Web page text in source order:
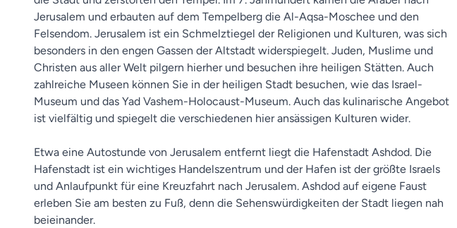
Jerusalem und erbauten auf dem Tempelberg die Al-Aqsa-Moschee und den
Felsendom. Jerusalem ist ein Schmelztiegel der Religionen und Kulturen, was sich
besonders in den engen Gassen der Altstadt widerspiegelt. Juden, Muslime und
Christen aus aller Welt pilgern hierher und besuchen ihre heiligen Stätten. Auch
zahlreiche Museen können Sie in der heiligen Stadt besuchen, wie das Israel-
Museum und das Yad Vashem-Holocaust-Museum. Auch das kulinarische Angebot
ist vielfältig und spiegelt die verschiedenen hier ansässigen Kulturen wider.
Etwa eine Autostunde von Jerusalem entfernt liegt die Hafenstadt Ashdod. Die
Hafenstadt ist ein wichtiges Handelszentrum und der Hafen ist der größte Israels
und Anlaufpunkt für eine Kreuzfahrt nach Jerusalem. Ashdod auf eigene Faust
erleben Sie am besten zu Fuß, denn die Sehenswürdigkeiten der Stadt liegen nah
beieinander.